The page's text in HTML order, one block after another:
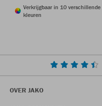
Verkrijgbaar in 10 verschillende
kleuren
OVER JAKO